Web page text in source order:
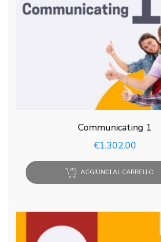
Communicating 1
€1,302.00
AGGIUNGI AL CARRELLO